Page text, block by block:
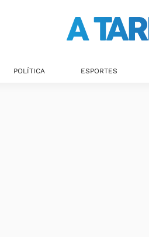
POLÍTICA ESPORTES